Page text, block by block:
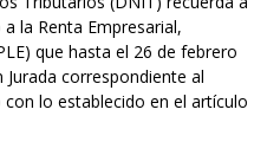
la Renta Empresarial,
que hasta el 26 de febrero
correspondiente al
lo establecido en el artículo